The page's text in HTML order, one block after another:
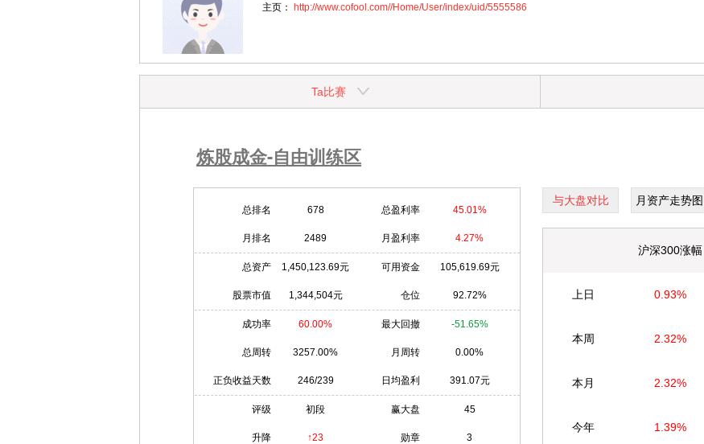
主页： http://www.cofool.com//Home/User/index/uid/5555586
Ta比赛
炼股成金-自由训练区
总排名 678 总盈利率 45.01%
月排名 2489 月盈利率 4.27%
总资产 1,450,123.69元 可用资金 105,619.69元
股票市值 1,344,504元 仓位 92.72%
成功率 60.00% 最大回撤 -51.65%
总周转 3257.00% 月周转 0.00%
正负收益天数 246/239 日均盈利 391.07元
评级 初段 赢大盘 45
升降 ↑23 勋章 3
与大盘对比 月资产走势图
沪深300涨幅
上日 0.93%
本周 2.32%
本月 2.32%
今年 1.39%